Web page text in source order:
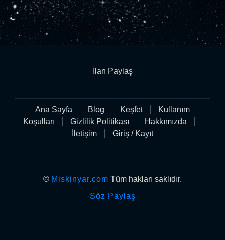
İlan Paylaş
Ana Sayfa Blog Keşfet
Kullanım
Koşulları
Gizlilik Politikası
Hakkımızda
İletişim
Giriş / Kayıt
© Miskinyar.com Tüm hakları saklıdır.
Söz Paylaş